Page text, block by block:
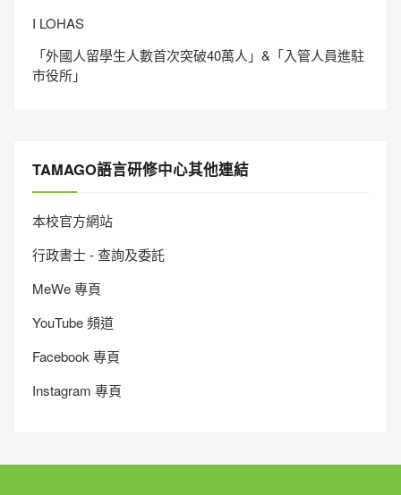
I LOHAS
「外國人留學生人數首次突破40萬人」&「入管人員進駐
市役所」
TAMAGO語言研修中心其他連結
本校官方網站
行政書士 - 查詢及委託
MeWe 專頁
YouTube 頻道
Facebook 專頁
Instagram 專頁